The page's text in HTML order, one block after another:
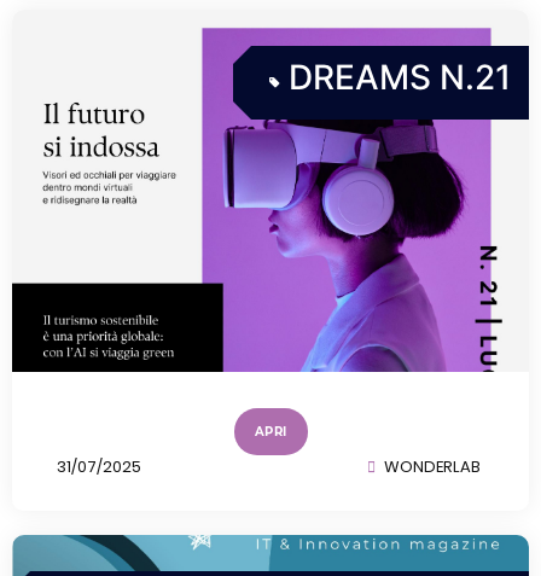
DREAMS N.21
APRI
31/07/2025 WONDERLAB